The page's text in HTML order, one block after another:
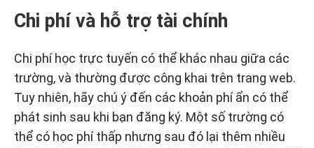
Chi phí và hỗ trợ tài chính
Chi phí học trực tuyến có thể khác nhau giữa các
trường, và thường được công khai trên trang web.
Tuy nhiên, hãy chú ý đến các khoản phí ẩn có thể
phát sinh sau khi bạn đăng ký. Một số trường có
thể có học phí thấp nhưng sau đó lại thêm nhiều